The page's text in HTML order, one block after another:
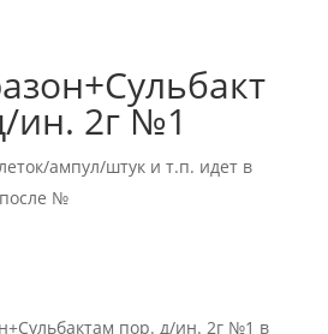
ин. 2г №1
ампул/штук и т.п. идет в
№
пор. д/ин. 2г №1 в